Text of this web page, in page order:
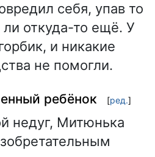
себя, упав то
откуда-то ещё. У
и никакие
не помогли.
ребёнок [ред.]
недуг, Митюнька